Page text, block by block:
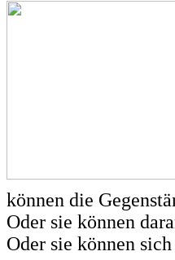
können die
Oder sie können
Oder sie können